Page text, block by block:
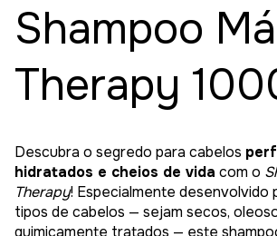
Shampoo
Therapy
Descubra o segredo para cabelos
hidratados e cheios de vida com o
Therapy! Especialmente desenvolvido
tipos de cabelos — sejam secos,